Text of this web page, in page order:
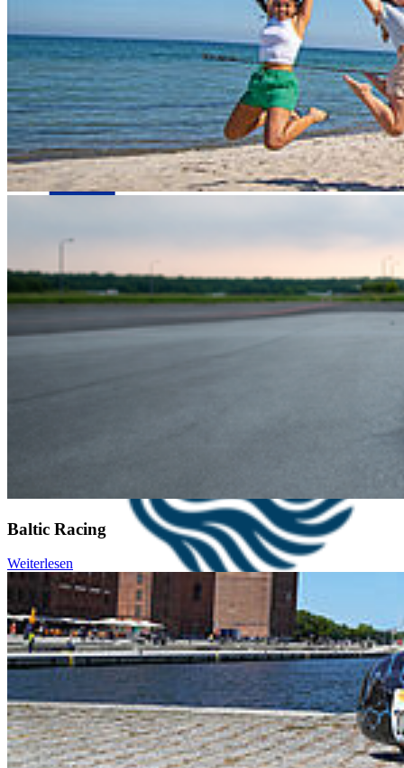
Baltic Racing
Weiterlesen
Studien- und Prüfungsportal (SuP)
B-ite
Webmailer
Moodle
Zeiterfassung